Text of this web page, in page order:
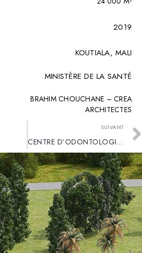
2019
KOUTIALA, MALI
MINISTÈRE DE LA SANTÉ
BRAHIM CHOUCHANE – CREA
ARCHITECTES
SUIVANT
CENTRE D’ODONTOLOGIE MALI CNOS